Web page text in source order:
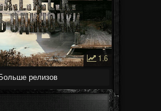
1.6
релизов